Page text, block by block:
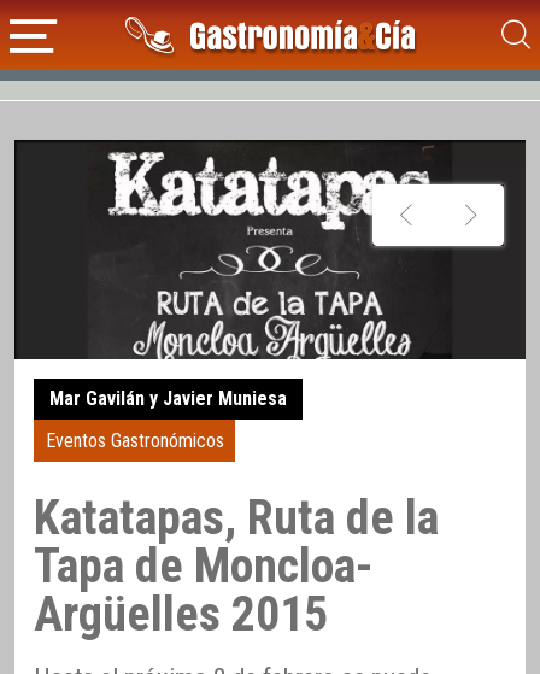
Mar Gavilán y Javier Muniesa
Eventos Gastronómicos
Katatapas, Ruta de la
Tapa de Moncloa-
Argüelles 2015